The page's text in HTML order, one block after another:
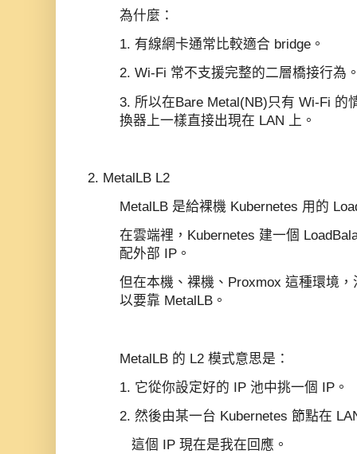
為什麼：
1. 有線網卡通常比較適合 bridge。
2. Wi‑Fi 常不支援完整的二層橋接行為
3. 所以在Bare Metal(NB)只有 Wi‑Fi 的
換器上一樣直接出現在 LAN 上。
2. MetalLB L2
MetalLB 是給裸機 Kubernetes 用的
在雲端裡，Kubernetes 建一個
配外部 IP。
但在本機、裸機、Proxmox 這種環境
以要靠 MetalLB。
MetalLB 的 L2 模式意思是：
1. 它從你設定好的 IP 池中挑一個 IP。
2. 然後由某一台 Kubernetes 節點在
這個 IP 現在是我在回應。